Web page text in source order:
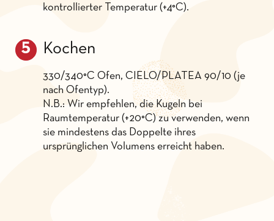
kontrollierter Temperatur (+4°C).
Kochen
330/340°C Ofen, CIELO/PLATEA 90/10 (je
nach Ofentyp).
N.B.: Wir empfehlen, die Kugeln bei
Raumtemperatur (+20°C) zu verwenden, wenn
sie mindestens das Doppelte ihres
ursprünglichen Volumens erreicht haben.